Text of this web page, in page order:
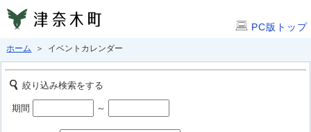
PC版トップ
ホーム ＞ イベントカレンダー
絞り込み検索をする
期間 ～